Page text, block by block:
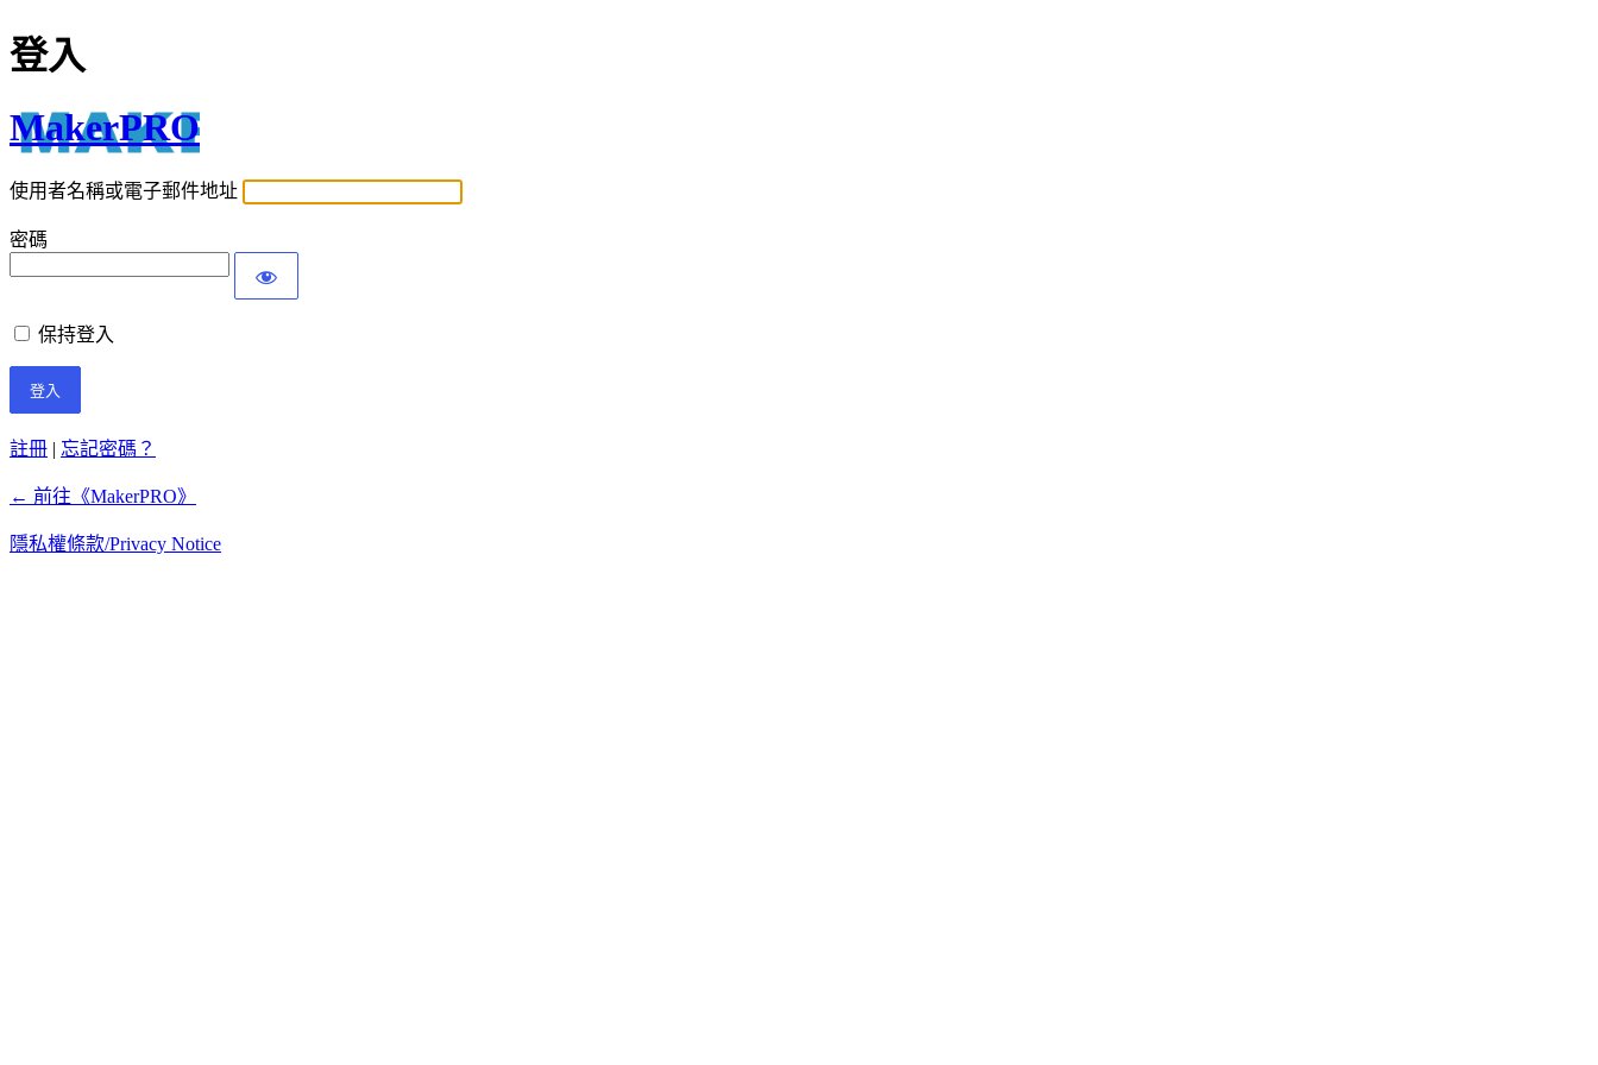
登入
MakerPRO
使用者名稱或電子郵件地址
密碼
保持登入
註冊 | 忘記密碼？
← 前往《MakerPRO》
隱私權條款/Privacy Notice